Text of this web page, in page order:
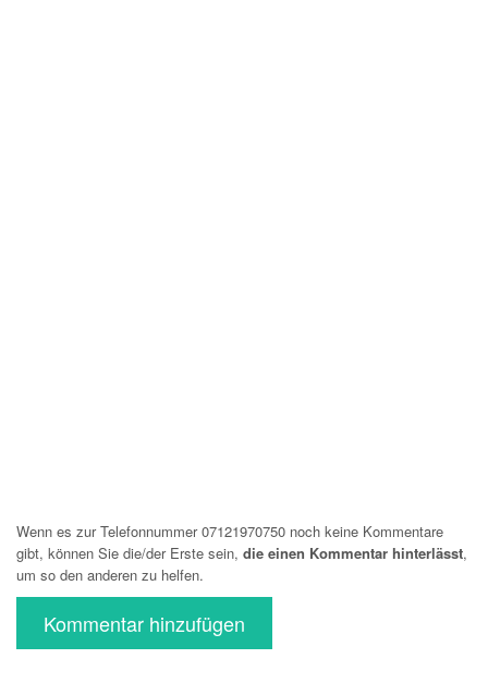
Wenn es zur Telefonnummer 07121970750 noch keine Kommentare
gibt, können Sie die/der Erste sein, die einen Kommentar hinterlässt,
um so den anderen zu helfen.
Kommentar hinzufügen